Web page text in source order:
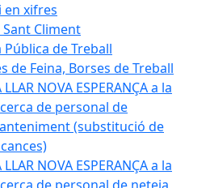
en xifres
Climent
de Treball
de Feina, Borses de Treball
LLAR NOVA ESPERANÇA a la
de personal de
(substitució de
LLAR NOVA ESPERANÇA a la